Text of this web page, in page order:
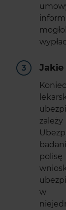
Jakie
w